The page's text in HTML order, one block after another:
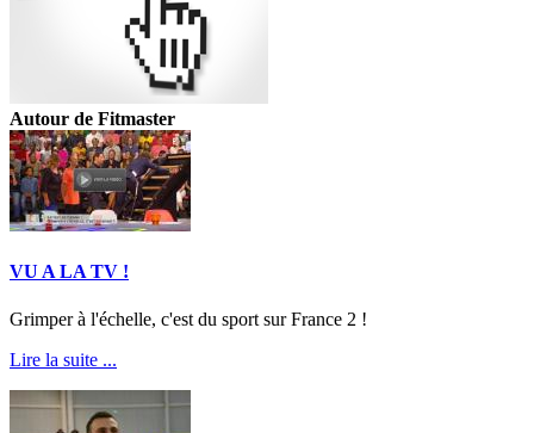
Autour de Fitmaster
VU A LA TV !
Grimper à l'échelle, c'est du sport sur France 2 !
Lire la suite ...